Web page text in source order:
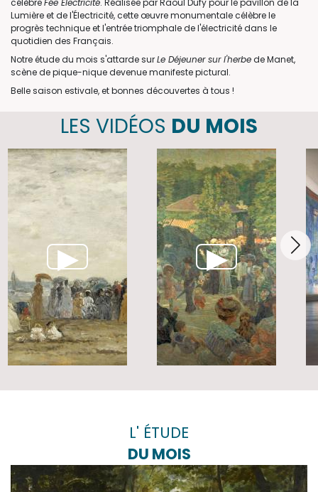
Lumière et de l'Électricité, cette œuvre monumentale célèbre le
progrès technique et l'entrée triomphale de l'électricité dans le
quotidien des Français.
Notre étude du mois s'attarde surLe Déjeuner sur l'herbede Manet,
scène de pique-nique devenue manifeste pictural.
Belle saison estivale, et bonnes découvertes à tous !
LES VIDÉOS DU MOIS
L' ÉTUDE
DU MOIS